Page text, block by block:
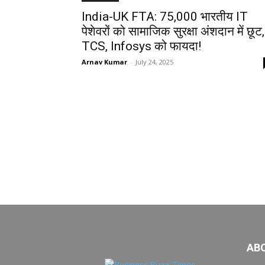
India-UK FTA: 75,000 भारतीय IT
पेशेवरों को सामाजिक सुरक्षा अंशदान में छूट,
TCS, Infosys को फायदा!
Arnav Kumar - July 24, 2025